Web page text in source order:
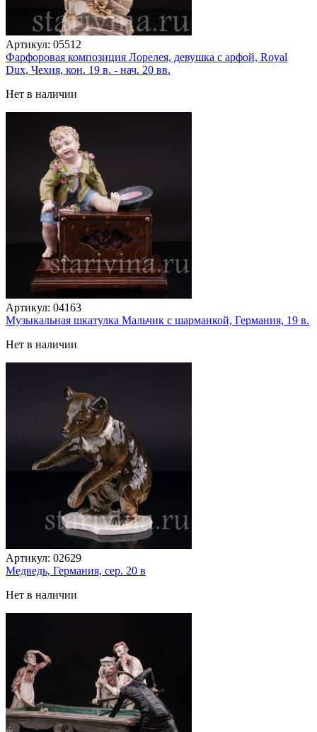
Артикул: 05512
Фарфоровая композиция Лорелея, девушка с арфой, Royal
Dux, Чехия, кон. 19 в. - нач. 20 вв.
Нет в наличии
Артикул: 04163
Музыкальная шкатулка Мальчик с шарманкой, Германия, 19 в.
Нет в наличии
Артикул: 02629
Медведь, Германия, сер. 20 в
Нет в наличии